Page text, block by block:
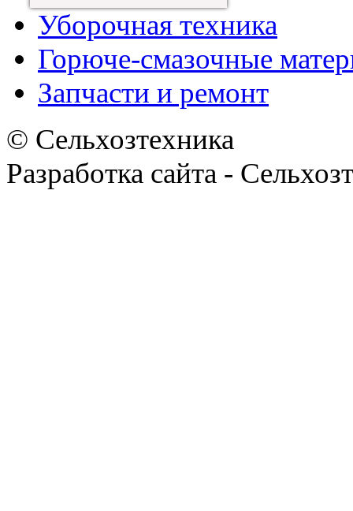
Уборочная техника
Горюче-смазочные
Запчасти и ремонт
© Сельхозтехника
Разработка сайта -